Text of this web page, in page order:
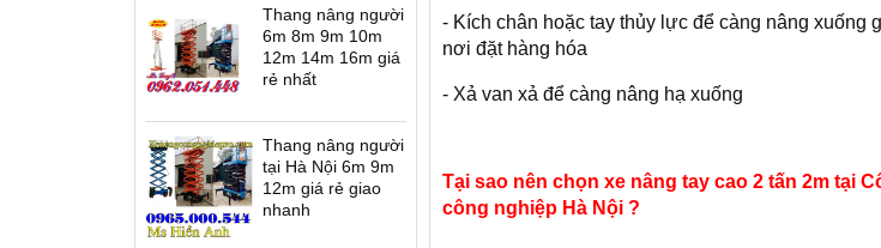
Thang nâng người
6m 8m 9m 10m
12m 14m 16m giá
rẻ nhất
Thang nâng người
tại Hà Nội 6m 9m
12m giá rẻ giao
nhanh
- Kích chân hoặc tay thủy lực để càng nâng xuống
nơi đặt hàng hóa
- Xả van xả để càng nâng hạ xuống
Tại sao nên chọn xe nâng tay cao 2 tấn 2m tại
công nghiệp Hà Nội ?